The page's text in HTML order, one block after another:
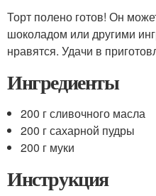
Торт полено готов! Он
шоколадом или другими
нравятся. Удачи в
Ингредиенты
200 г сливочного масла
200 г сахарной пудры
200 г муки
Инструкция